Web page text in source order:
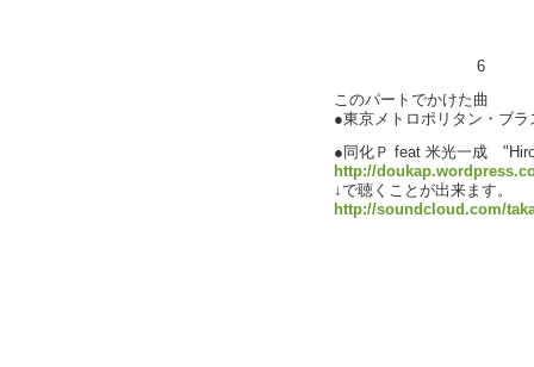
6
このパートでかけた曲
●東京メトロポリタン・ブ
●同化Ｐ feat 米光一成
http://
↓で聴くことが出来ます。
http://soundcloud.com/